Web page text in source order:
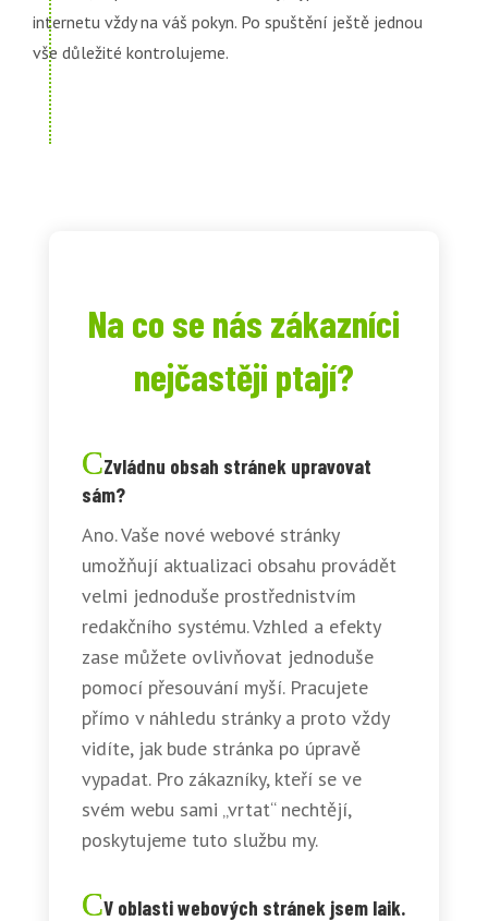
internetu vždy na váš pokyn. Po spuštění ještě jednou
vše důležité kontrolujeme.
Na co se nás zákazníci
nejčastěji ptají?
Zvládnu obsah stránek upravovat
sám?
Ano. Vaše nové webové stránky
umožňují aktualizaci obsahu provádět
velmi jednoduše prostřednistvím
redakčního systému. Vzhled a efekty
zase můžete ovlivňovat jednoduše
pomocí přesouvání myší. Pracujete
přímo v náhledu stránky a proto vždy
vidíte, jak bude stránka po úpravě
vypadat. Pro zákazníky, kteří se ve
svém webu sami „vrtat“ nechtějí,
poskytujeme tuto službu my.
V oblasti webových stránek jsem laik.